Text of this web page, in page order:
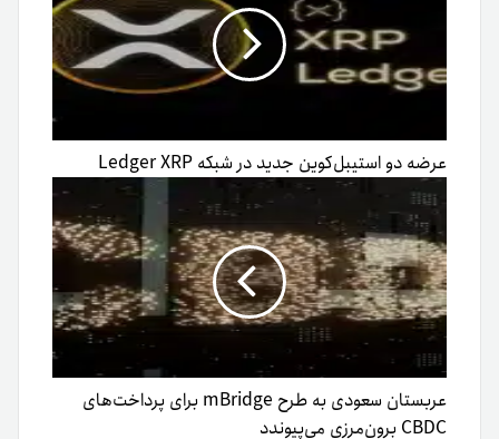
عرضه دو استیبل‌کوین جدید در شبکه Ledger XRP
عربستان سعودی به طرح mBridge برای پرداخت‌های
CBDC برون‌مرزی می‌پیوندد